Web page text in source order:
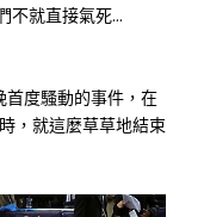
不就直接氣死...
度騷動的事件，在
，就這麼草草地結束